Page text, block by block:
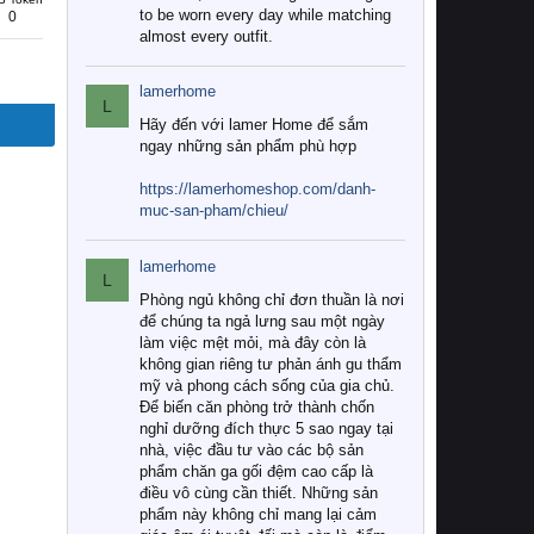
0
to be worn every day while matching
almost every outfit.
L
lamerhome
Hãy đến với lamer Home để sắm
ngay những sản phẩm phù hợp
https://lamerhomeshop.com/danh-
muc-san-pham/chieu/
L
lamerhome
Phòng ngủ không chỉ đơn thuần là nơi
để chúng ta ngả lưng sau một ngày
làm việc mệt mỏi, mà đây còn là
không gian riêng tư phản ánh gu thẩm
mỹ và phong cách sống của gia chủ.
Để biến căn phòng trở thành chốn
nghỉ dưỡng đích thực 5 sao ngay tại
nhà, việc đầu tư vào các bộ sản
phẩm chăn ga gối đệm cao cấp là
điều vô cùng cần thiết. Những sản
phẩm này không chỉ mang lại cảm